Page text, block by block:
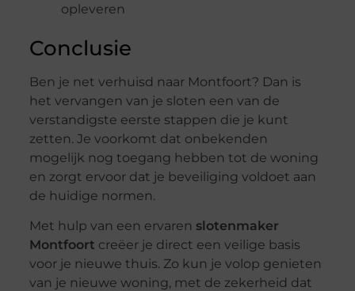
opleveren
Conclusie
Ben je net verhuisd naar Montfoort? Dan is
het vervangen van je sloten een van de
verstandigste eerste stappen die je kunt
zetten. Je voorkomt dat onbekenden
mogelijk nog toegang hebben tot de woning
en zorgt ervoor dat je beveiliging voldoet aan
de huidige normen.
Met hulp van een ervaren slotenmaker
Montfoort creëer je direct een veilige basis
voor je nieuwe thuis. Zo kun je volop genieten
van je nieuwe woning, met de zekerheid dat